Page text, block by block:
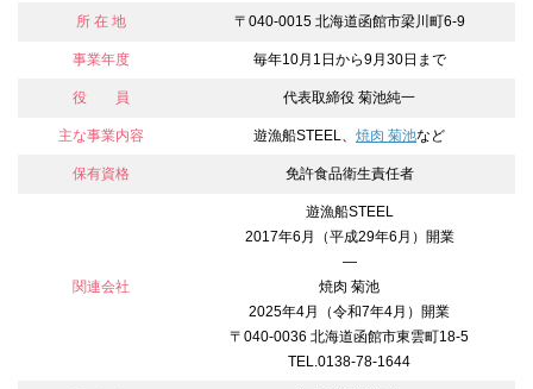
所 在 地 〒040-0015 北海道函館市梁川町6-9
事業年度 毎年10月1日から9月30日まで
役 員 代表取締役 菊池純一
主な事業内容 遊漁船STEEL、 焼肉 菊池など
保有資格 免許食品衛生責任者
関連会社
遊漁船STEEL
2017年6月（平成29年6月）開業
—
焼肉 菊池
2025年4月（令和7年4月）開業
〒040-0036 北海道函館市東雲町18-5
TEL.0138-78-1644